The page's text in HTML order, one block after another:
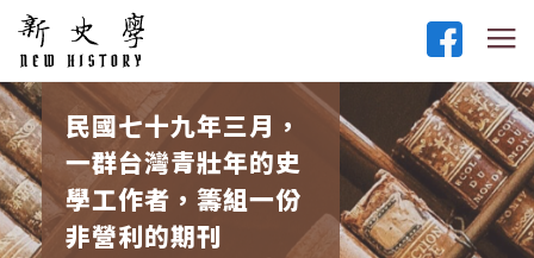
民國七十九年三月，
一群台灣青壯年的史
學工作者，籌組一份
非營利的期刊